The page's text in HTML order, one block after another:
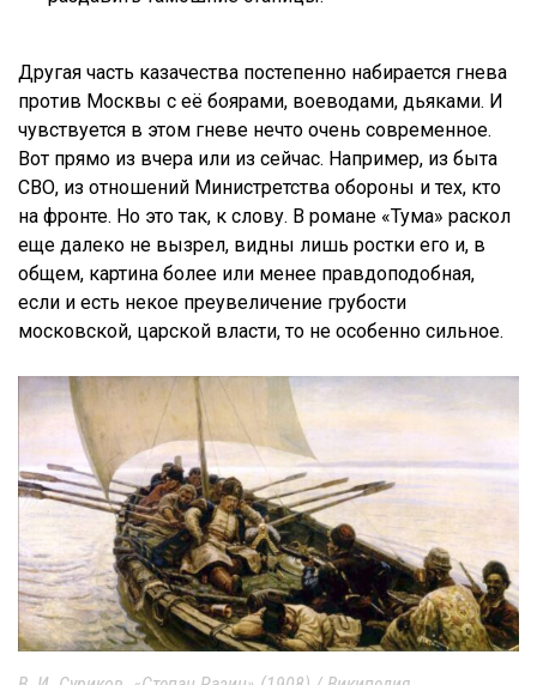
Другая часть казачества постепенно набирается гнева
против Москвы с её боярами, воеводами, дьяками. И
чувствуется в этом гневе нечто очень современное.
Вот прямо из вчера или из сейчас. Например, из быта
СВО, из отношений Министретства обороны и тех, кто
на фронте. Но это так, к слову. В романе «Тума» раскол
еще далеко не вызрел, видны лишь ростки его и, в
общем, картина более или менее правдоподобная,
если и есть некое преувеличение грубости
московской, царской власти, то не особенно сильное.